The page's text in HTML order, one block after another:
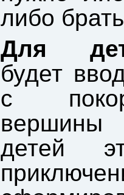
либо
Для
будет
с
вершины
детей